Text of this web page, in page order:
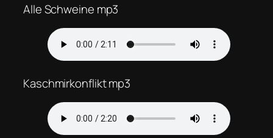
Alle Schweine mp3
Kaschmirkonflikt mp3